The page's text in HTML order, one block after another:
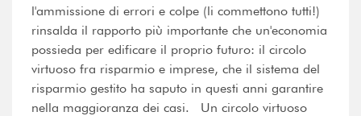
l'ammissione di errori e colpe (li commettono tutti!)
rinsalda il rapporto più importante che un'economia
possieda per edificare il proprio futuro: il circolo
virtuoso fra risparmio e imprese, che il sistema del
risparmio gestito ha saputo in questi anni garantire
nella maggioranza dei casi. Un circolo virtuoso